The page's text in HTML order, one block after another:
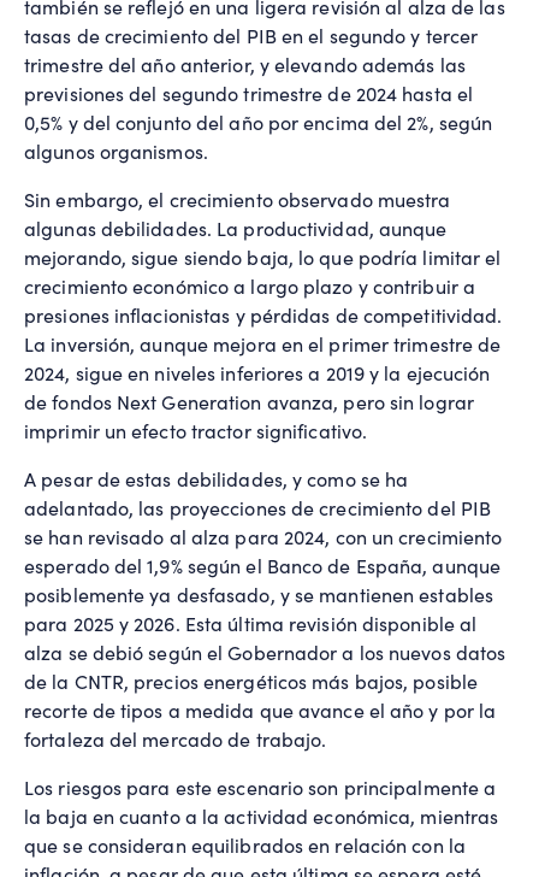
también se reflejó en una ligera revisión al alza de las
tasas de crecimiento del PIB en el segundo y tercer
trimestre del año anterior, y elevando además las
previsiones del segundo trimestre de 2024 hasta el
0,5% y del conjunto del año por encima del 2%, según
algunos organismos.
Sin embargo, el crecimiento observado muestra
algunas debilidades. La productividad, aunque
mejorando, sigue siendo baja, lo que podría limitar el
crecimiento económico a largo plazo y contribuir a
presiones inflacionistas y pérdidas de competitividad.
La inversión, aunque mejora en el primer trimestre de
2024, sigue en niveles inferiores a 2019 y la ejecución
de fondos Next Generation avanza, pero sin lograr
imprimir un efecto tractor significativo.
A pesar de estas debilidades, y como se ha
adelantado, las proyecciones de crecimiento del PIB
se han revisado al alza para 2024, con un crecimiento
esperado del 1,9% según el Banco de España, aunque
posiblemente ya desfasado, y se mantienen estables
para 2025 y 2026. Esta última revisión disponible al
alza se debió según el Gobernador a los nuevos datos
de la CNTR, precios energéticos más bajos, posible
recorte de tipos a medida que avance el año y por la
fortaleza del mercado de trabajo.
Los riesgos para este escenario son principalmente a
la baja en cuanto a la actividad económica, mientras
que se consideran equilibrados en relación con la